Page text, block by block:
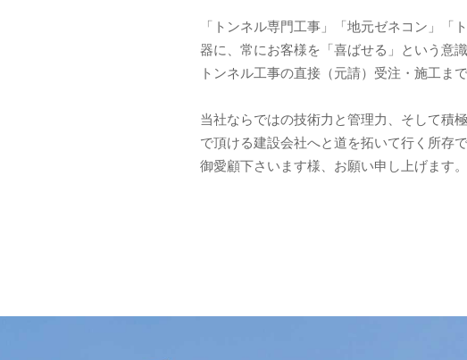
「トンネル専門工事」「地元ゼネコン」「
器に、常にお客様を「喜ばせる」という意
トンネル工事の直接（元請）受注・施工ま
当社ならではの技術力と管理力、そして積
で頂ける建設会社へと道を拓いて行く所存
御愛顧下さいます様、お願い申し上げます。